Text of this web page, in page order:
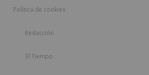
Política de cookies
Redacción
El Tiempo